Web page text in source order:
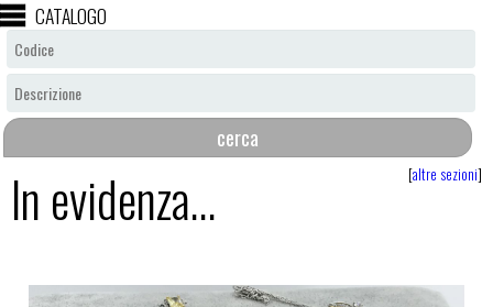
CATALOGO
In evidenza... [altre sezioni]